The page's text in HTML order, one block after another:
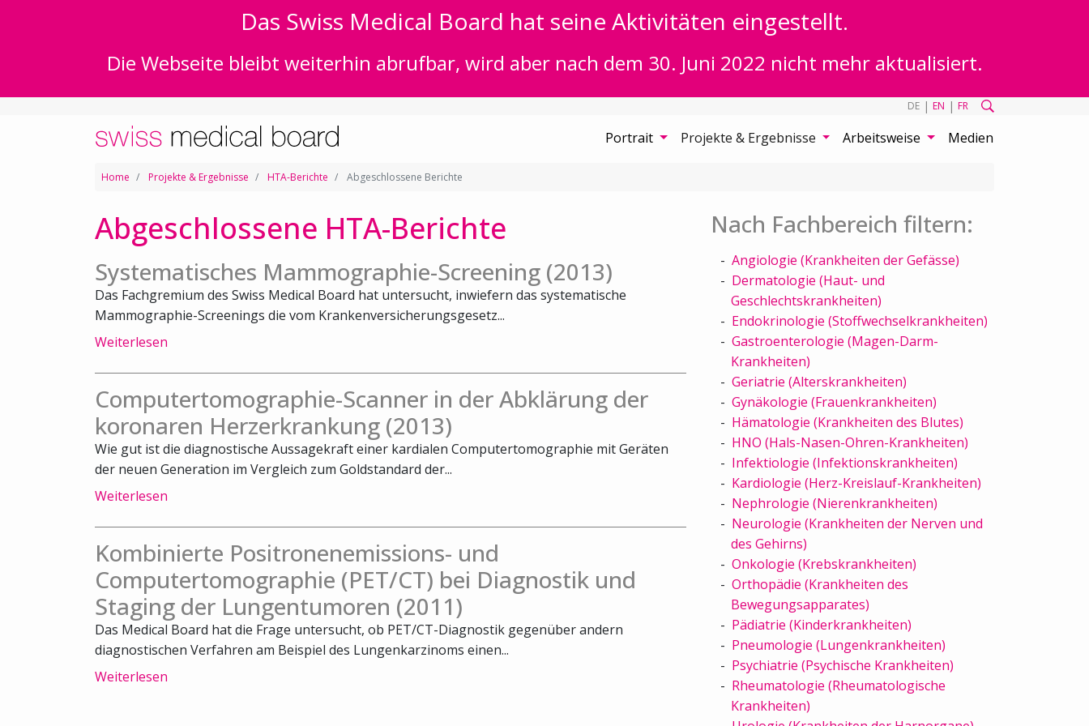
Das Swiss Medical Board hat seine Aktivitäten eingestellt.
Die Webseite bleibt weiterhin abrufbar, wird aber nach dem 30. Juni 2022 nicht mehr aktualisiert.
DE | EN | FR
Portrait Projekte & Ergebnisse Arbeitsweise Medien
Home Projekte & Ergebnisse HTA-Berichte Abgeschlossene Berichte
Abgeschlossene HTA-Berichte
Systematisches Mammographie-Screening (2013)
Das Fachgremium des Swiss Medical Board hat untersucht, inwiefern das systematische
Mammographie-Screenings die vom Krankenversicherungsgesetz...
Weiterlesen
Computertomographie-Scanner in der Abklärung der
koronaren Herzerkrankung (2013)
Wie gut ist die diagnostische Aussagekraft einer kardialen Computertomographie mit Geräten
der neuen Generation im Vergleich zum Goldstandard der...
Weiterlesen
Kombinierte Positronenemissions- und
Computertomographie (PET/CT) bei Diagnostik und
Staging der Lungentumoren (2011)
Das Medical Board hat die Frage untersucht, ob PET/CT-Diagnostik gegenüber andern
diagnostischen Verfahren am Beispiel des Lungenkarzinoms einen...
Weiterlesen
Nach Fachbereich filtern:
Angiologie (Krankheiten der Gefässe)
Dermatologie (Haut- und
Geschlechtskrankheiten)
Endokrinologie (Stoffwechselkrankheiten)
Gastroenterologie (Magen-Darm-
Krankheiten)
Geriatrie (Alterskrankheiten)
Gynäkologie (Frauenkrankheiten)
Hämatologie (Krankheiten des Blutes)
HNO (Hals-Nasen-Ohren-Krankheiten)
Infektiologie (Infektionskrankheiten)
Kardiologie (Herz-Kreislauf-Krankheiten)
Nephrologie (Nierenkrankheiten)
Neurologie (Krankheiten der Nerven und
des Gehirns)
Onkologie (Krebskrankheiten)
Orthopädie (Krankheiten des
Bewegungsapparates)
Pädiatrie (Kinderkrankheiten)
Pneumologie (Lungenkrankheiten)
Psychiatrie (Psychische Krankheiten)
Rheumatologie (Rheumatologische
Krankheiten)